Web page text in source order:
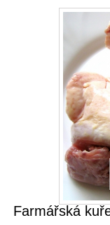
Farmářská